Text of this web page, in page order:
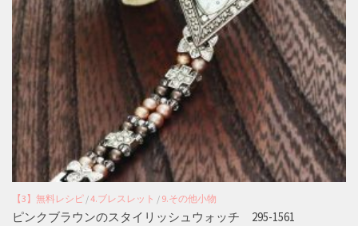
【3】無料レシピ /4.ブレスレット / 9.その他小物
ピンクブラウンのスタイリッシュウォッチ 295-1561